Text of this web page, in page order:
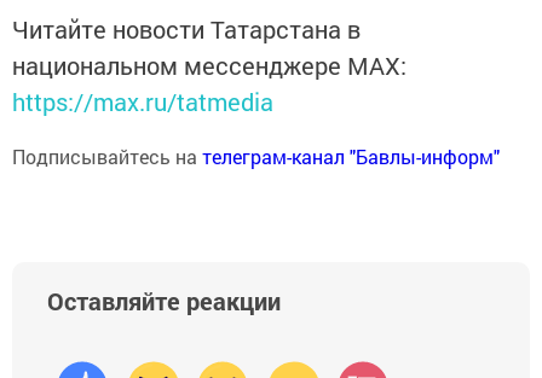
Читайте новости Татарстана в
национальном мессенджере MАХ:
https://max.ru/tatmedia
Подписывайтесь на телеграм-канал "Бавлы-информ"
Оставляйте реакции